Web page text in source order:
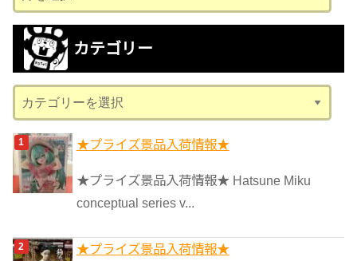
ー
カ
ブ
カテゴリー
テ
ゴ
リ
ー
★プライズ景品入荷情報★
★プライズ景品入荷情報★ Hatsune Miku
conceptual series v...
★プライズ景品入荷情報★